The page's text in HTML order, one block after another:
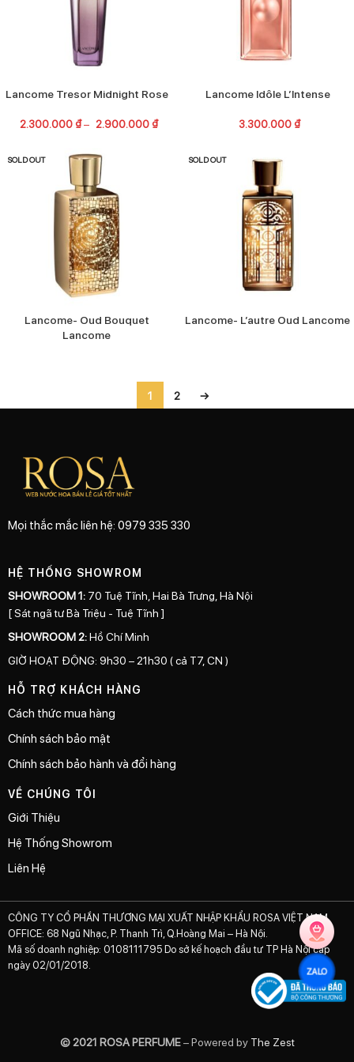
ZALO
Lancome Tresor Midnight Rose
2.300.000 ₫ – 2.900.000 ₫
Lancome Idôle L’Intense
3.300.000 ₫
SOLD OUT
Lancome- Oud Bouquet
Lancome
SOLD OUT
Lancome- L’autre Oud Lancome
1 2 →
Mọi thắc mắc liên hệ: 0979 335 330
HỆ THỐNG SHOWROM
SHOWROOM 1: 70 Tuệ Tĩnh, Hai Bà Trưng, Hà Nội
[ Sát ngã tư Bà Triệu - Tuệ Tĩnh ]
SHOWROOM 2:Hồ Chí Minh
GIỜ HOẠT ĐỘNG: 9h30 – 21h30 ( cả T7, CN )
HỖ TRỢ KHÁCH HÀNG
Cách thức mua hàng
Chính sách bảo mật
Chính sách bảo hành và đổi hàng
VỀ CHÚNG TÔI
Giới Thiệu
Hệ Thống Showrom
Liên Hệ
CÔNG TY CỔ PHẦN THƯƠNG MẠI XUẤT NHẬP KHẨU ROSA VIỆT NAM
OFFICE: 68 Ngũ Nhạc, P. Thanh Trì, Q.Hoàng Mai – Hà Nội.
Mã số doanh nghiệp: 0108111795 Do sở kế hoạch đầu tư TP Hà Nội cấp
ngày 02/01/2018.
© 2021 ROSA PERFUME– Powered byThe Zest